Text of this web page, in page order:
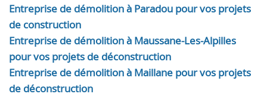
Entreprise de démolition à Paradou pour vos projets
de construction
Entreprise de démolition à Maussane-Les-Alpilles
pour vos projets de déconstruction
Entreprise de démolition à Maillane pour vos projets
de déconstruction